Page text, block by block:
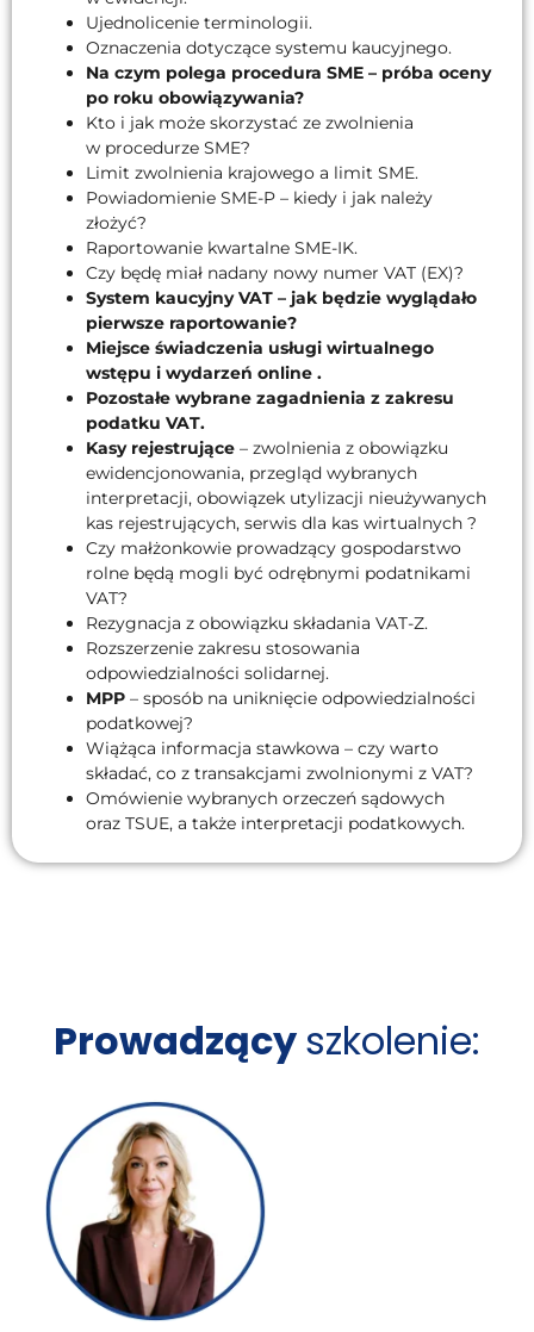
Ujednolicenie terminologii.
Oznaczenia dotyczące systemu kaucyjnego.
Na czym polega procedura SME – próba oceny
po roku obowiązywania?
Kto i jak może skorzystać ze zwolnienia
w procedurze SME?
Limit zwolnienia krajowego a limit SME.
Powiadomienie SME-P – kiedy i jak należy
złożyć?
Raportowanie kwartalne SME-IK.
Czy będę miał nadany nowy numer VAT (EX)?
System kaucyjny VAT – jak będzie wyglądało
pierwsze raportowanie?
Miejsce świadczenia usługi wirtualnego
wstępu i wydarzeń online .
Pozostałe wybrane zagadnienia z zakresu
podatku VAT.
Kasy rejestrujące – zwolnienia z obowiązku
ewidencjonowania, przegląd wybranych
interpretacji, obowiązek utylizacji nieużywanych
kas rejestrujących, serwis dla kas wirtualnych ?
Czy małżonkowie prowadzący gospodarstwo
rolne będą mogli być odrębnymi podatnikami
VAT?
Rezygnacja z obowiązku składania VAT-Z.
Rozszerzenie zakresu stosowania
odpowiedzialności solidarnej.
MPP – sposób na uniknięcie odpowiedzialności
podatkowej?
Wiążąca informacja stawkowa – czy warto
składać, co z transakcjami zwolnionymi z VAT?
Omówienie wybranych orzeczeń sądowych
oraz TSUE, a także interpretacji podatkowych.
Prowadzącyszkolenie: